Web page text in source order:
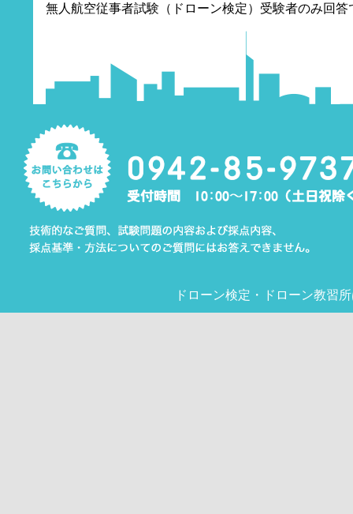
無人航空従事者試験（ドローン検定）受験者のみ回答
ドローン検定 ・ ドローン教習所